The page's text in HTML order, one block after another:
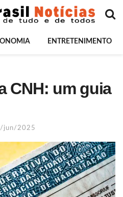
ENTRETENIMENTO
CNH: um guia
jun/2025